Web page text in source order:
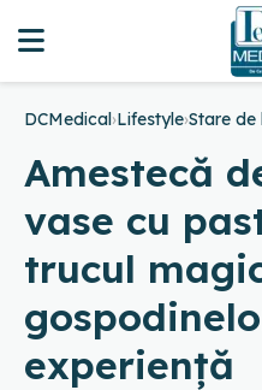
DCMedical›Lifestyle›Stare de
Amestecă
vase cu
trucul
experiență